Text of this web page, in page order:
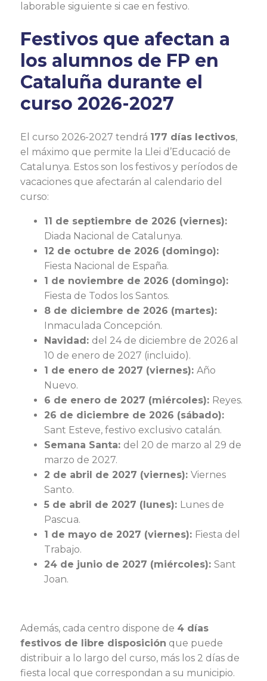
laborable siguiente si cae en festivo.
Festivos que afectan a
los alumnos de FP en
Cataluña durante el
curso 2026-2027
El curso 2026-2027 tendrá 177 días lectivos,
el máximo que permite la Llei d’Educació de
Catalunya. Estos son los festivos y períodos de
vacaciones que afectarán al calendario del
curso:
11 de septiembre de 2026 (viernes):
Diada Nacional de Catalunya.
12 de octubre de 2026 (domingo):
Fiesta Nacional de España.
1 de noviembre de 2026 (domingo):
Fiesta de Todos los Santos.
8 de diciembre de 2026 (martes):
Inmaculada Concepción.
Navidad: del 24 de diciembre de 2026 al
10 de enero de 2027 (incluido).
1 de enero de 2027 (viernes): Año
Nuevo.
6 de enero de 2027 (miércoles): Reyes.
26 de diciembre de 2026 (sábado):
Sant Esteve, festivo exclusivo catalán.
Semana Santa: del 20 de marzo al 29 de
marzo de 2027.
2 de abril de 2027 (viernes): Viernes
Santo.
5 de abril de 2027 (lunes): Lunes de
Pascua.
1 de mayo de 2027 (viernes): Fiesta del
Trabajo.
24 de junio de 2027 (miércoles): Sant
Joan.
Además, cada centro dispone de 4 días
festivos de libre disposición que puede
distribuir a lo largo del curso, más los 2 días de
fiesta local que correspondan a su municipio.